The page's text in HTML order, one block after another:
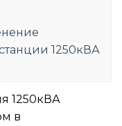
1250кВА
1250кВА
в